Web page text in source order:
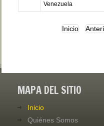
Venezuela
Inicio
MAPA DEL SITIO
Inicio
Quiénes Somos